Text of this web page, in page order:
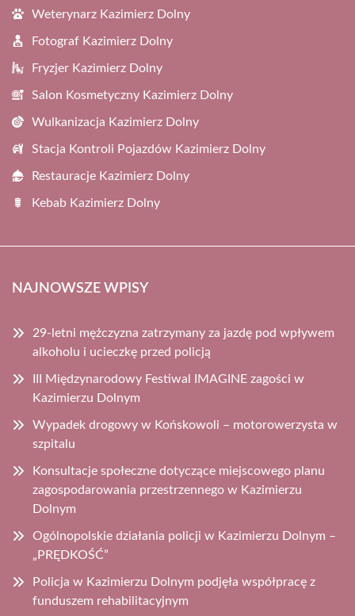
Weterynarz Kazimierz Dolny
Fotograf Kazimierz Dolny
Fryzjer Kazimierz Dolny
Salon Kosmetyczny Kazimierz Dolny
Wulkanizacja Kazimierz Dolny
Stacja Kontroli Pojazdów Kazimierz Dolny
Restauracje Kazimierz Dolny
Kebab Kazimierz Dolny
NAJNOWSZE WPISY
29-letni mężczyzna zatrzymany za jazdę pod wpływem
alkoholu i ucieczkę przed policją
III Międzynarodowy Festiwal IMAGINE zagości w
Kazimierzu Dolnym
Wypadek drogowy w Końskowoli – motorowerzysta w
szpitalu
Konsultacje społeczne dotyczące miejscowego planu
zagospodarowania przestrzennego w Kazimierzu
Dolnym
Ogólnopolskie działania policji w Kazimierzu Dolnym –
„PRĘDKOŚĆ”
Policja w Kazimierzu Dolnym podjęła współpracę z
funduszem rehabilitacyjnym